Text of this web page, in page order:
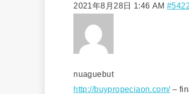
2021年8月28日 1:46 AM
nuaguebut
http://buypropeciaon.com/–